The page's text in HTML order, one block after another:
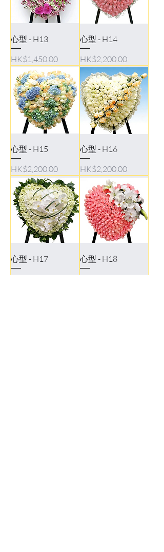
心型 - H13
Price
HK$1,450.00
心型 - H14
Price
HK$2,200.00
心型 - H15
Price
HK$2,200.00
心型 - H16
Price
HK$2,200.00
心型 - H17
Price
心型 - H18
Price